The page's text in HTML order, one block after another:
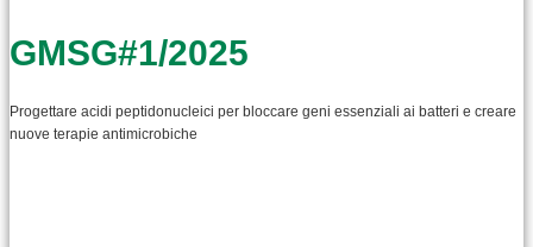
GMSG#1/2025
Progettare acidi peptidonucleici per bloccare geni essenziali ai batteri e creare
nuove terapie antimicrobiche